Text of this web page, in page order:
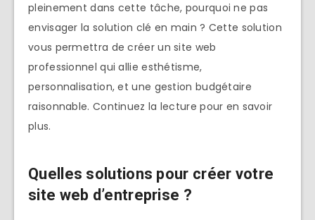
pleinement dans cette tâche, pourquoi ne pas
envisager la solution clé en main ? Cette solution
vous permettra de créer un site web
professionnel qui allie esthétisme,
personnalisation, et une gestion budgétaire
raisonnable. Continuez la lecture pour en savoir
plus.
Quelles solutions pour créer votre
site web d’entreprise ?